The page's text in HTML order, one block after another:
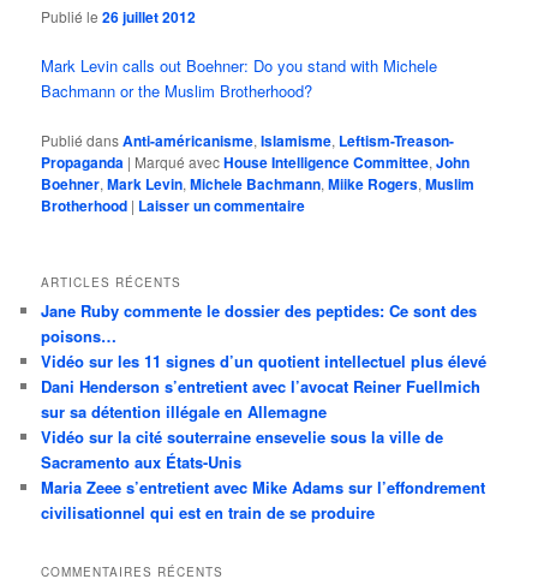
Publié le26 juillet 2012
Mark Levin calls out Boehner: Do you stand with Michele
Bachmann or the Muslim Brotherhood?
Publié dansAnti-américanisme,Islamisme, Leftism-Treason-
Propaganda | Marqué avecHouse Intelligence Committee,John
Boehner,Mark Levin,Michele Bachmann,Miike Rogers,Muslim
Brotherhood | Laisser un commentaire
ARTICLES RÉCENTS
Jane Ruby commente le dossier des peptides: Ce sont des
poisons…
Vidéo sur les 11 signes d’un quotient intellectuel plus élevé
Dani Henderson s’entretient avec l’avocat Reiner Fuellmich
sur sa détention illégale en Allemagne
Vidéo sur la cité souterraine ensevelie sous la ville de
Sacramento aux États-Unis
Maria Zeee s’entretient avec Mike Adams sur l’effondrement
civilisationnel qui est en train de se produire
COMMENTAIRES RÉCENTS